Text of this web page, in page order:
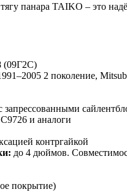
панара TAIKO – это
(09Г2С)
2 поколение,
запрессованными
и аналоги
контргайкой
до 4 дюймов.
покрытие)